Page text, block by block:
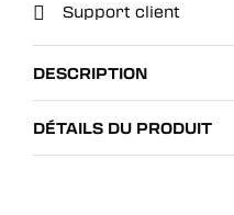
Support client
DESCRIPTION
DÉTAILS DU PRODUIT